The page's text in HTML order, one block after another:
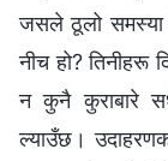
जसले ठूलो समस्या
नीच हो? तिनीहरू
न कुनै कुराबारे
ल्याउँछ।